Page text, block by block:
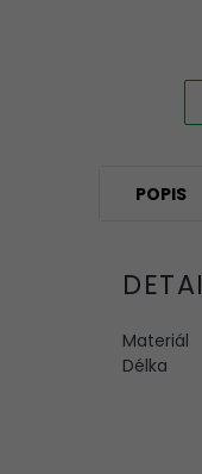
POPIS
Materiál
Délka